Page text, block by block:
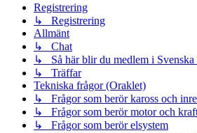
Registrering
↳ Registrering
Allmänt
↳ Chat
↳ Så här blir du medlem i
↳ Träffar
Tekniska frågor (Oraklet)
↳ Frågor som berör kaross och
↳ Frågor som berör motor och
↳ Frågor som berör elsystem